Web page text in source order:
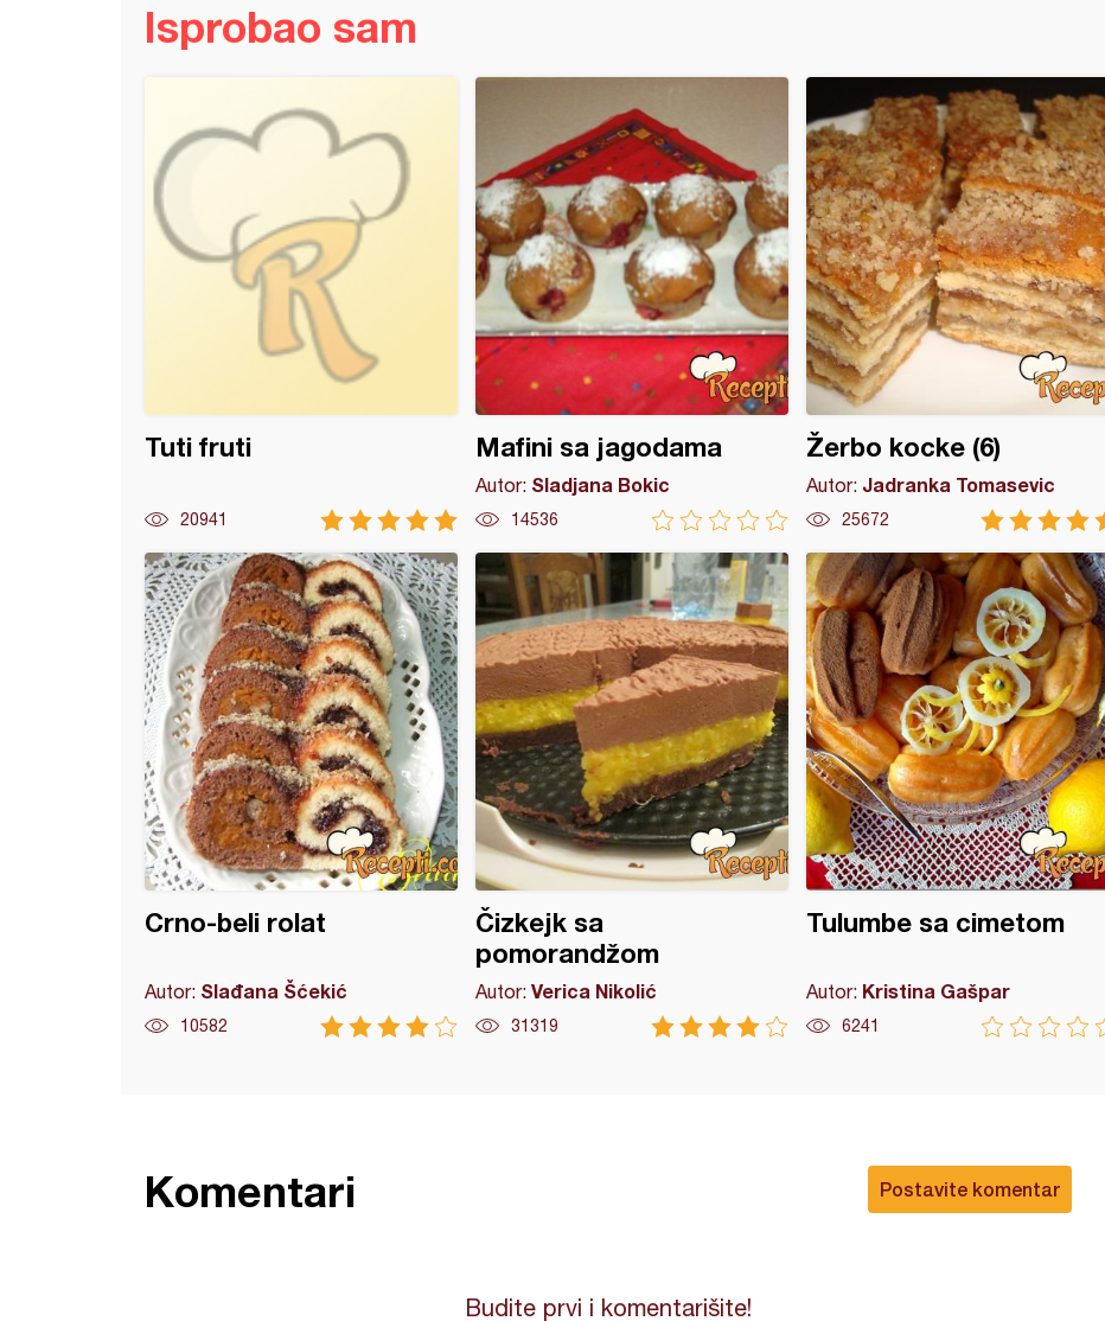
Isprobao sam
Tuti fruti
20941
Mafini sa jagodama
Autor: Sladjana Bokic
14536
Žerbo kocke (6)
Autor: Jadranka Tomasevic
25672
Crno-beli rolat
Autor: Slađana Šćekić
10582
Čizkejk sa
pomorandžom
Autor: Verica Nikolić
31319
Tulumbe sa cimetom
Autor: Kristina Gašpar
6241
Postavite komentar
Komentari
Budite prvi i komentarišite!